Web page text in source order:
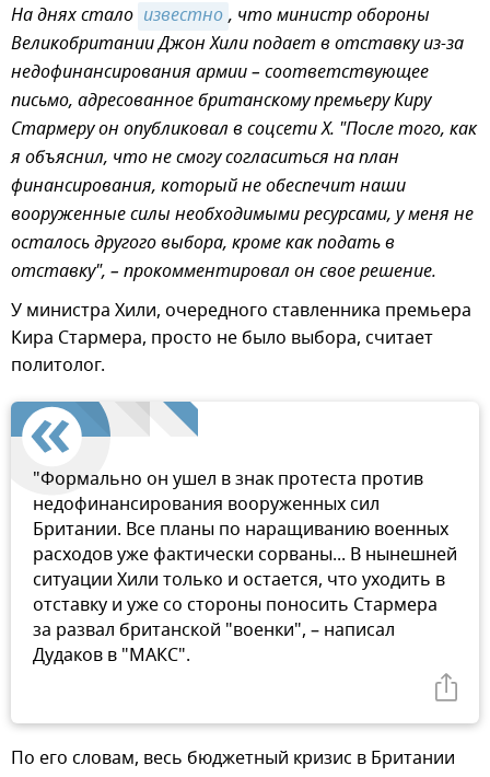
На днях стало известно, что министр обороны
Великобритании Джон Хили подает в отставку из-за
недофинансирования армии – соответствующее
письмо, адресованное британскому премьеру Киру
Стармеру он опубликовал в соцсети X. "После того, как
я объяснил, что не смогу согласиться на план
финансирования, который не обеспечит наши
вооруженные силы необходимыми ресурсами, у меня не
осталось другого выбора, кроме как подать в
отставку", – прокомментировал он свое решение.
У министра Хили, очередного ставленника премьера
Кира Стармера, просто не было выбора, считает
политолог.
"Формально он ушел в знак протеста против
недофинансирования вооруженных сил
Британии. Все планы по наращиванию военных
расходов уже фактически сорваны... В нынешней
ситуации Хили только и остается, что уходить в
отставку и уже со стороны поносить Стармера
за развал британской "военки", – написал
Дудаков в "МАКС".
По его словам, весь бюджетный кризис в Британии